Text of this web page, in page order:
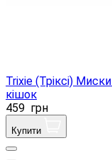
Trixie (Тріксі)
кішок
459 грн
Купити